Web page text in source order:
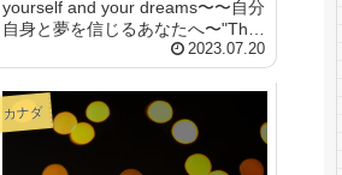
yourself and your dreams〜〜自分
自身と夢を信じるあなたへ〜"The
future belongs to those who
believe in the beauty of...
2023.07.20
カナダ